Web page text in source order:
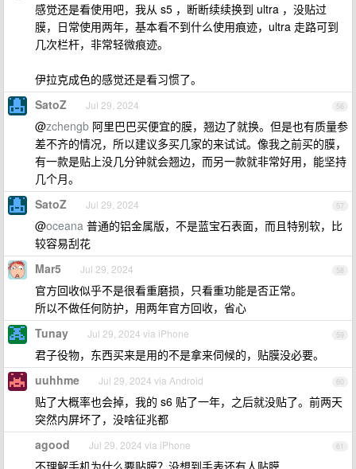
感觉还是看使用吧，我从 s5 ，断断续续换到 ultra ，没贴过
膜，日常使用两年，基本看不到什么使用痕迹，ultra 走路可到
几次栏杆，非常轻微痕迹。
伊拉克成色的感觉还是看习惯了。
56
SatoZ Jul 29, 2024
@zchengb 阿里巴巴买便宜的膜，翘边了就换。但是也有质量参
差不齐的情况，所以建议多买几家的来试试。像我之前买的膜，
有一款是贴上没几分钟就会翘边，而另一款就非常好用，能坚持
几个月。
57
SatoZ Jul 29, 2024
@oceana 普通的铝金属版，不是蓝宝石表面，而且特别软，比
较容易刮花
58
Mar5 Jul 29, 2024
官方回收似乎不是很看重磨损，只看重功能是否正常。
所以不做任何防护，用两年官方回收，省心
59
Tunay Jul 29, 2024 via iPhone
君子役物，东西买来是用的不是拿来伺候的，贴膜没必要。
60
uuhhme Jul 29, 2024 via Android
贴了大概率也会掉，我的 s6 贴了一年，之后就没贴了。前两天
突然内屏坏了，没啥征兆都
61
agood Jul 29, 2024 via iPhone
不理解手机为什么要贴膜？没想到手表还有人贴膜